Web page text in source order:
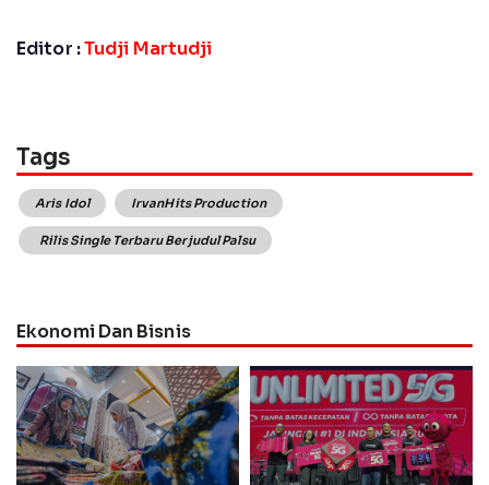
Editor :Tudji Martudji
Tags
Aris Idol IrvanHits Production
Rilis Single Terbaru Berjudul Palsu
Ekonomi Dan Bisnis